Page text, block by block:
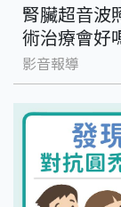
腎臟超音波
術治療會好
影音報導